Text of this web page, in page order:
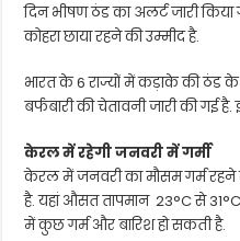
दिन भीषण ठंड का अलर्ट जारी
कोहरा छाया रहने की उम्मीद है.
भारत के 6 राज्यों में कड़ाके की ठंड के
बर्फबारी की चेतावनी जारी की गई
केरल में रहेगी जनवरी में गर्मी
केरल में जनवरी का मौसम गर्म रहने
है. यहां औसत तापमान 23°C से
में कुछ गर्म और बारिश हो सकती है.